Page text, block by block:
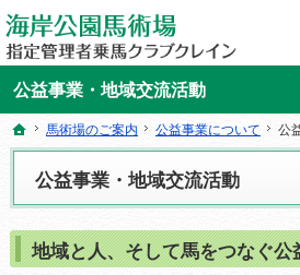
公益事業・地域交流活動
マンツーマンの乗馬レッスン。初めての乗馬レ
海岸公園馬術場 指定管理者乗馬クラブクレイン
ホーム
馬術場のご案内 公益事業について 公
公益事業・地域交流活動
地域と人、そして馬をつなぐ公
ホーム
馬術場のご案内 公益事業について 公